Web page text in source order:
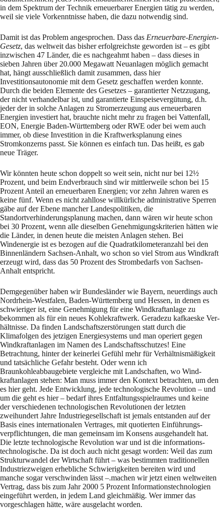
in dem Spektrum der Tech­nik erneuerbarer Energien tätig zu werden,
weil sie viele Vorkenntnisse haben, die dazu not­wendig sind.
Damit ist das Problem angesprochen. Dass das Erneuerbare-Energien-
Gesetz, das weltweit das bisher erfolgreichste geworden ist – es gibt
inzwischen 47 Länder, die es nachgeahmt haben – dass dieses in
sieben Jahren über 20.000 Megawatt Neuanlagen möglich gemacht
hat, hängt aus­schließlich damit zusammen, dass hier
Investitionsautonomie mit dem Gesetz ge­schaf­fen werden konnte.
Durch die beiden Elemente des Gesetzes – garantierter Netzzugang,
der nicht verhandel­bar ist, und garantierte Einspeisevergütung, d.h.
jeder der in solche Anla­gen zu Stromerzeugung aus erneuerbaren
Energien investiert hat, brauchte nicht mehr zu fra­gen bei Vattenfall,
EON, Energie Baden-Württemberg oder RWE oder bei wem auch
immer, ob diese Investition in die Kraftwerksplanung eines
Stromkonzerns passt. Sie können es ein­fach tun. Das heißt, es gab
neue Träger.
Wir könnten heute schon doppelt so weit sein, nicht nur bei 12½
Prozent, und beim Endver­brauch sind wir mittlerweile schon bei 15
Prozent Anteil an erneuerbaren Energien; vor zehn Jah­ren waren es
keine fünf. Wenn es nicht zahllose willkürliche administrative Sperren
gäbe auf der Ebene mancher Landespolitiken, die
Standortverhinderungsplanung machen, dann wä­ren wir heute schon
bei 30 Prozent, wenn alle dieselben Genehmigungskriterien hätten wie
die Länder, in denen heute die meisten Anlagen stehen. Bei
Windenergie ist es bezogen auf die Quadratkilo­meteranzahl bei den
Binnenländern Sachsen-Anhalt, wo schon so viel Strom aus Windkraft
erzeugt wird, dass das 50 Prozent des Strombedarfs von Sachsen-
Anhalt ent­spricht.
Demgegenüber haben wir Bundesländer wie Bayern, neuerdings auch
Nordrhein-Westfalen, Ba­den-Württemberg und Hessen, in denen es
schwieriger ist, eine Genehmigung für eine Wind­kraftanlage zu
bekommen als für ein neues Kohlekraftwerk. Geradezu kafkaeske Ver­
hält­nisse. Da finden Landschaftszerstörungen statt durch die
Klimafolgen des jetzigen Ener­gie­systems und man operiert gegen
Windkraftanlagen im Namen des Landschaftsschutzes! Eine
Betrachtung, hinter der keinerlei Gefühl mehr für Verhältnismäßigkeit
und tatsächliche Ge­fahr besteht. Oder wenn ich
Braunkohleabbaugebiete vergleiche mit Landschaften, wo Wind­
kraftanlagen stehen: Man muss immer den Kontext betrachten, um den
es hier geht. Jede Entwicklung, jede technolo­gische Revolution – und
um die geht es hier – bedarf ihres Ent­faltungsspielraumes und keine
der verschiedenen technologischen Revolutionen der letzten
zweihundert Jahre Industriegesellschaft ist jemals entstanden auf der
Basis eines inter­natio­nalen Vertrages, mit quotierten Einführungs­
verpflichtungen, die man gemeinsam im Kon­sens ausgehandelt hat.
Die letzte technologische Revolution war und ist die infor­ma­tions­
technolo­gische. Da ist doch auch nicht gesagt worden: Weil das zum
Strukturwandel der Wirtschaft führt – was bestimmten traditionellen
Industrie­zweigen erhebliche Schwierig­kei­ten bereiten wird und
manche sogar verschwinden lässt –.machen wir jetzt einen welt­wei­ten
Vertrag, dass bis zum Jahr 2000 5 Prozent Informationstech­nologien
eingeführt wer­den, in jedem Land gleichmäßig. Wer immer das
vorgeschlagen hätte, wäre ausgelacht wor­den.